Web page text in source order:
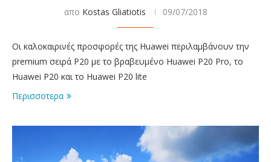
απο Kostas Gliatiotis 09/07/2018
Οι καλοκαιρινές προσφορές της Huawei περιλαμβάνουν την
premium σειρά P20 με το βραβευμένο Huawei P20 Pro, το
Huawei P20 και το Huawei P20 lite
Περισσοτερα